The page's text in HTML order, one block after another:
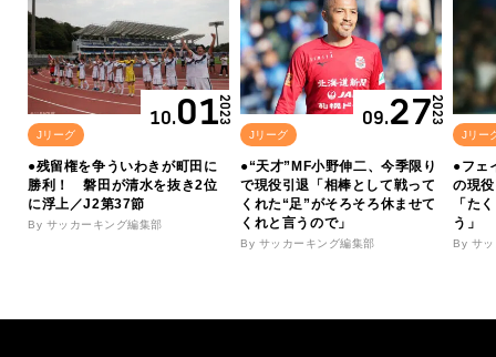
10.012023
Jリーグ
●残留権を争ういわきが町田に
勝利！ 磐田が清水を抜き2位
に浮上／J2第37節
By サッカーキング編集部
09.272023
Jリーグ
●“天才”MF小野伸二、今季限り
で現役引退「相棒として戦って
くれた“足”がそろそろ休ませて
くれと言うので」
By サッカーキング編集部
Jリー
●フェ
の現
「た
う」
By サ